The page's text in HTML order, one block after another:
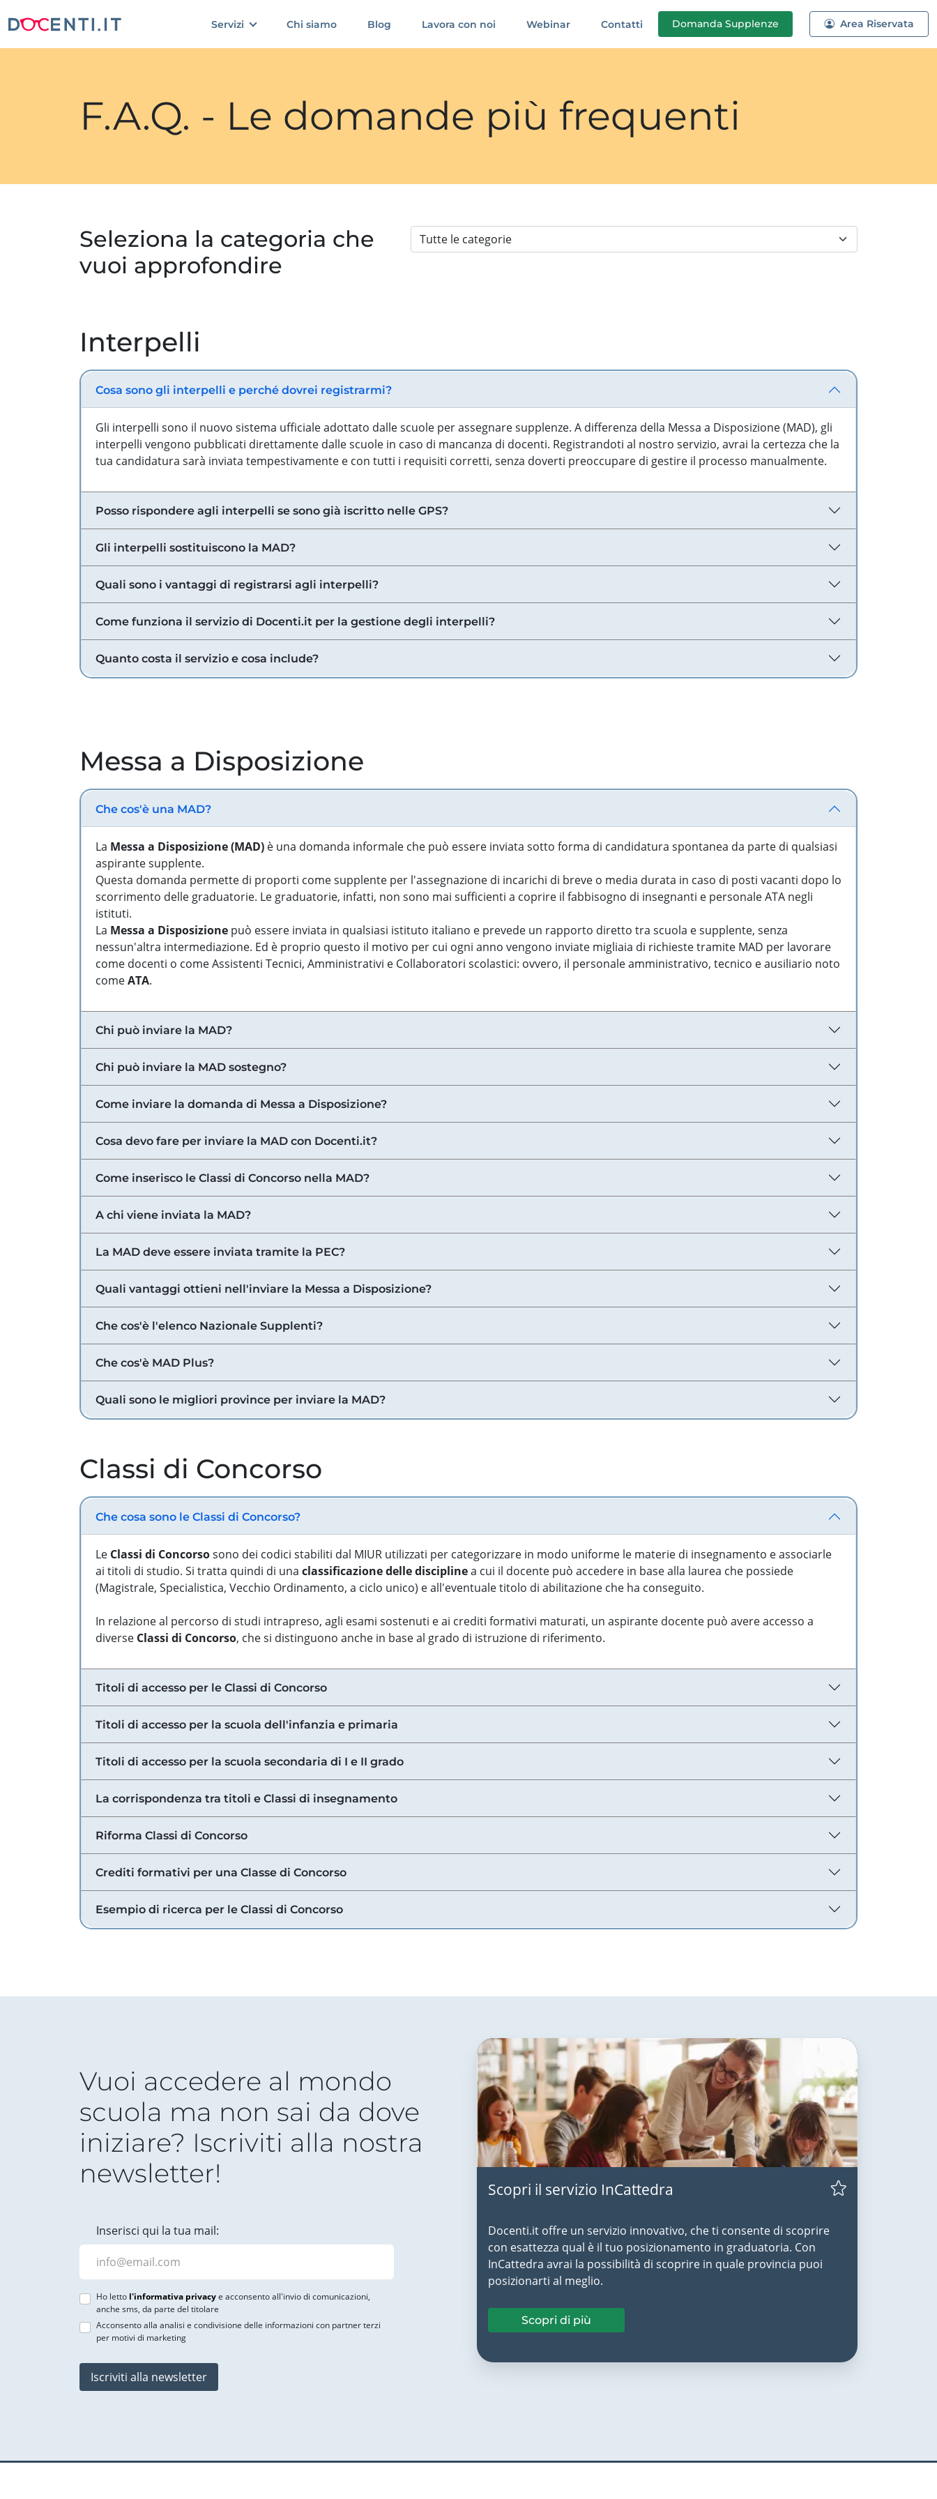
Servizi Chi siamo Blog Lavora con noi Webinar Contatti Domanda Supplenze Area Riservata
F.A.Q. - Le domande più frequenti
Seleziona la categoria che
vuoi approfondire
Interpelli
Cosa sono gli interpelli e perché dovrei registrarmi?
Gli interpelli sono il nuovo sistema ufficiale adottato dalle scuole per assegnare supplenze. A differenza della Messa a Disposizione (MAD), gli
interpelli vengono pubblicati direttamente dalle scuole in caso di mancanza di docenti. Registrandoti al nostro servizio, avrai la certezza che la
tua candidatura sarà inviata tempestivamente e con tutti i requisiti corretti, senza doverti preoccupare di gestire il processo manualmente.
Posso rispondere agli interpelli se sono già iscritto nelle GPS?
Gli interpelli sostituiscono la MAD?
Quali sono i vantaggi di registrarsi agli interpelli?
Come funziona il servizio di Docenti.it per la gestione degli interpelli?
Quanto costa il servizio e cosa include?
Messa a Disposizione
Che cos'è una MAD?
La Messa a Disposizione (MAD) è una domanda informale che può essere inviata sotto forma di candidatura spontanea da parte di qualsiasi
aspirante supplente.
Questa domanda permette di proporti come supplente per l'assegnazione di incarichi di breve o media durata in caso di posti vacanti dopo lo
scorrimento delle graduatorie. Le graduatorie, infatti, non sono mai sufficienti a coprire il fabbisogno di insegnanti e personale ATA negli
istituti.
La Messa a Disposizione può essere inviata in qualsiasi istituto italiano e prevede un rapporto diretto tra scuola e supplente, senza
nessun'altra intermediazione. Ed è proprio questo il motivo per cui ogni anno vengono inviate migliaia di richieste tramite MAD per lavorare
come docenti o come Assistenti Tecnici, Amministrativi e Collaboratori scolastici: ovvero, il personale amministrativo, tecnico e ausiliario noto
comeATA.
Chi può inviare la MAD?
Chi può inviare la MAD sostegno?
Come inviare la domanda di Messa a Disposizione?
Cosa devo fare per inviare la MAD con Docenti.it?
Come inserisco le Classi di Concorso nella MAD?
A chi viene inviata la MAD?
La MAD deve essere inviata tramite la PEC?
Quali vantaggi ottieni nell'inviare la Messa a Disposizione?
Che cos'è l'elenco Nazionale Supplenti?
Che cos'è MAD Plus?
Quali sono le migliori province per inviare la MAD?
Classi di Concorso
Che cosa sono le Classi di Concorso?
Le Classi di Concorsosono dei codici stabiliti dal MIUR utilizzati per categorizzare in modo uniforme le materie di insegnamento e associarle
ai titoli di studio. Si tratta quindi di una classificazione delle disciplinea cui il docente può accedere in base alla laurea che possiede
(Magistrale, Specialistica, Vecchio Ordinamento, a ciclo unico) e all'eventuale titolo di abilitazione che ha conseguito.
In relazione al percorso di studi intrapreso, agli esami sostenuti e ai crediti formativi maturati, un aspirante docente può avere accesso a
diverse Classi di Concorso, che si distinguono anche in base al grado di istruzione di riferimento.
Titoli di accesso per le Classi di Concorso
Titoli di accesso per la scuola dell'infanzia e primaria
Titoli di accesso per la scuola secondaria di I e II grado
La corrispondenza tra titoli e Classi di insegnamento
Riforma Classi di Concorso
Crediti formativi per una Classe di Concorso
Esempio di ricerca per le Classi di Concorso
Vuoi accedere al mondo
scuola ma non sai da dove
iniziare? Iscriviti alla nostra
newsletter!
Inserisci qui la tua mail:
Ho letto l'informativa privacye acconsento all'invio di comunicazioni,
anche sms, da parte del titolare
Acconsento alla analisi e condivisione delle informazioni con partner terzi
per motivi di marketing
Iscriviti alla newsletter
Scopri il servizio InCattedra
Docenti.it offre un servizio innovativo, che ti consente di scoprire
con esattezza qual è il tuo posizionamento in graduatoria. Con
InCattedra avrai la possibilità di scoprire in quale provincia puoi
posizionarti al meglio.
Scopri di più